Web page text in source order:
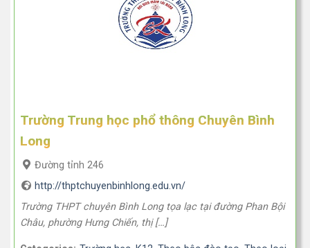
Trường Trung học phổ thông Chuyên Bình
Long
Đường tỉnh 246
http://thptchuyenbinhlong.edu.vn/
Trường THPT chuyên Bình Long tọa lạc tại đường Phan Bội
Châu, phường Hưng Chiến, thị […]